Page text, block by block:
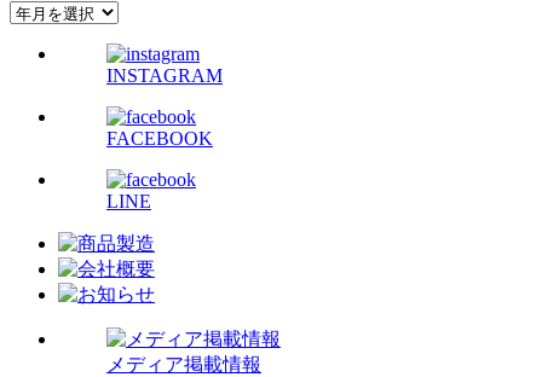
INSTAGRAM
FACEBOOK
LINE
メディア掲載情報